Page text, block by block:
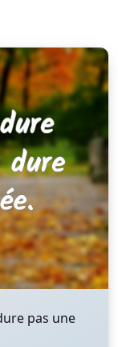
pas une